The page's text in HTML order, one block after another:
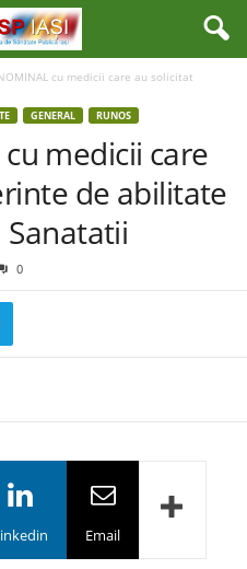
cu medicii care au solicitat
GENERAL RUNOS
medicii care
de abilitate
0
Email